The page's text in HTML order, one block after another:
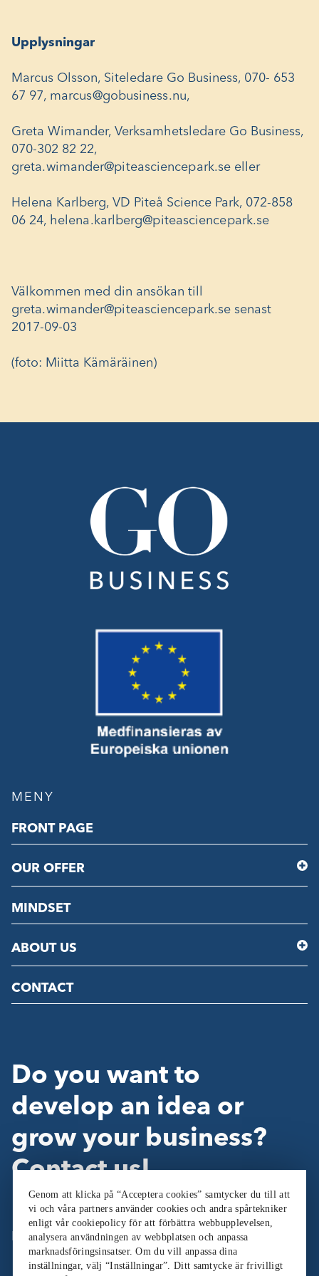
Upplysningar
Marcus Olsson, Siteledare Go Business, 070- 653
67 97, marcus@gobusiness.nu,
Greta Wimander, Verksamhetsledare Go Business,
070-302 82 22,
greta.wimander@piteasciencepark.se eller
Helena Karlberg, VD Piteå Science Park, 072-858
06 24, helena.karlberg@piteasciencepark.se
Välkommen med din ansökan till
greta.wimander@piteasciencepark.se senast
2017-09-03
(foto: Miitta Kämäräinen)
MENY
FRONT PAGE
OUR OFFER
MINDSET
ABOUT US
CONTACT
Do you want to
develop an idea or
grow your business?
Contact us!
Follow Us:
Genom att klicka på “Acceptera cookies” samtycker du till att
vi och våra partners använder cookies och andra spårtekniker
enligt vår cookiepolicy för att förbättra webbupplevelsen,
analysera användningen av webbplatsen och anpassa
marknadsföringsinsatser. Om du vill anpassa dina
inställningar, välj “Inställningar”. Ditt samtycke är frivilligt